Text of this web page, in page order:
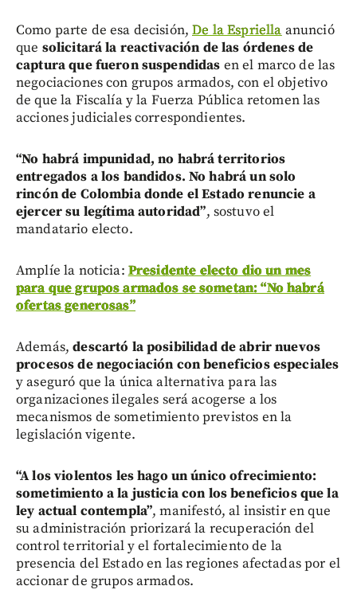
Como parte de esa decisión,De la Espriellaanunció
que solicitará la reactivación de las órdenes de
captura que fueron suspendidas en el marco de las
negociaciones con grupos armados, con el objetivo
de que la Fiscalía y la Fuerza Pública retomen las
acciones judiciales correspondientes.
“No habrá impunidad, no habrá territorios
entregados a los bandidos. No habrá un solo
rincón de Colombia donde el Estado renuncie a
ejercer su legítima autoridad”, sostuvo el
mandatario electo.
Amplíe la noticia:Presidente electo dio un mes
para que grupos armados se sometan: “No habrá
ofertas generosas”
Además,descartó la posibilidad de abrir nuevos
procesos de negociación con beneficios especiales
y aseguró que la única alternativa para las
organizaciones ilegales será acogerse a los
mecanismos de sometimiento previstos en la
legislación vigente.
“A los violentos les hago un único ofrecimiento:
sometimiento a la justicia con los beneficios que la
ley actual contempla”, manifestó, al insistir en que
su administración priorizará la recuperación del
control territorial y el fortalecimiento de la
presencia del Estado en las regiones afectadas por el
accionar de grupos armados.